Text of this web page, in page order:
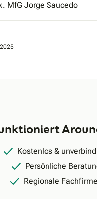
MfG Jorge Saucedo
Kostenlos &
Persönliche
Regionale